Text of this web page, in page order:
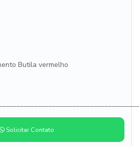
Butila vermelho
Solicitar Contato